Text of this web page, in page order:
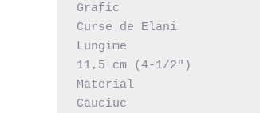
Grafic
Curse de Elani
Lungime
11,5 cm (4-1/2")
Material
Cauciuc